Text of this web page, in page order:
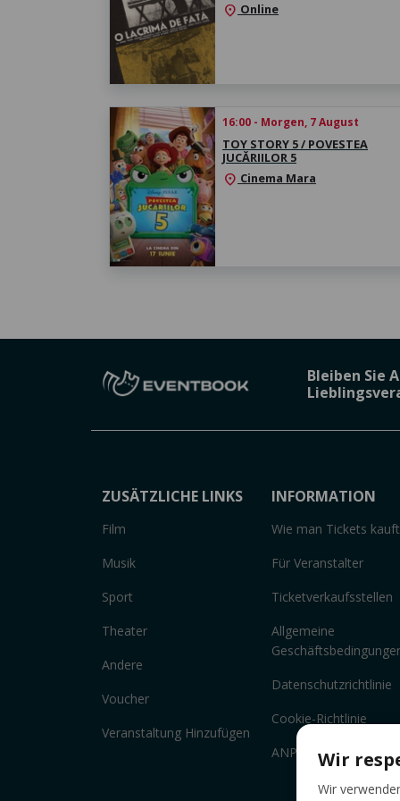
location_on Online
16:00 - Morgen, 7 August
TOY STORY 5 / POVESTEA
JUCĂRIILOR 5
location_on Cinema Mara
Bleiben Sie
ZUSÄTZLICHE LINKS
Film
Musik
Sport
Theater
Andere
Voucher
Veranstaltung Hinzufügen
INFORMATION
Wie man Tickets kauft
Für Veranstalter
Ticketverkaufsstellen
Allgemeine
Datenschutzrichtlinie
Cookie-Richtlinie
ANPC
Wir
Wir